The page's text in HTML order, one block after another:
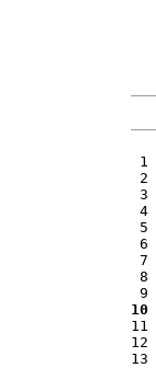
1
2
3
4
5
6
7
8
9
10
11
12
13